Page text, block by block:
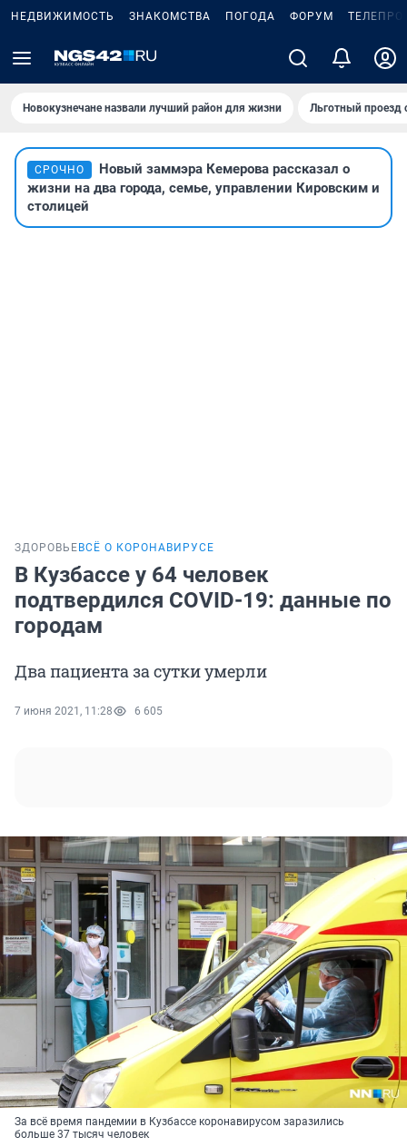
НЕДВИЖИМОСТЬ ЗНАКОМСТВА ПОГОДА ФОРУМ
Новокузнечане назвали лучший район для жизни Льготный проезд
СРОЧНО
Новый заммэра Кемерова рассказал о
жизни на два города, семье, управлении Кировским и
столицей
ЗДОРОВЬЕ ВСЁ О КОРОНАВИРУСЕ
В Кузбассе у 64 человек
подтвердился COVID-19: данные по
городам
Два пациента за сутки умерли
7 июня 2021, 11:28 6 605
За всё время пандемии в Кузбассе коронавирусом заразились
больше 37 тысяч человек